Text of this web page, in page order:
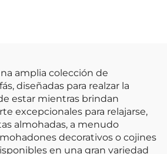
amplia colección de
diseñadas para realzar la
estar mientras brindan
excepcionales para relajarse,
almohadas, a menudo
decorativos o cojines
en una gran variedad